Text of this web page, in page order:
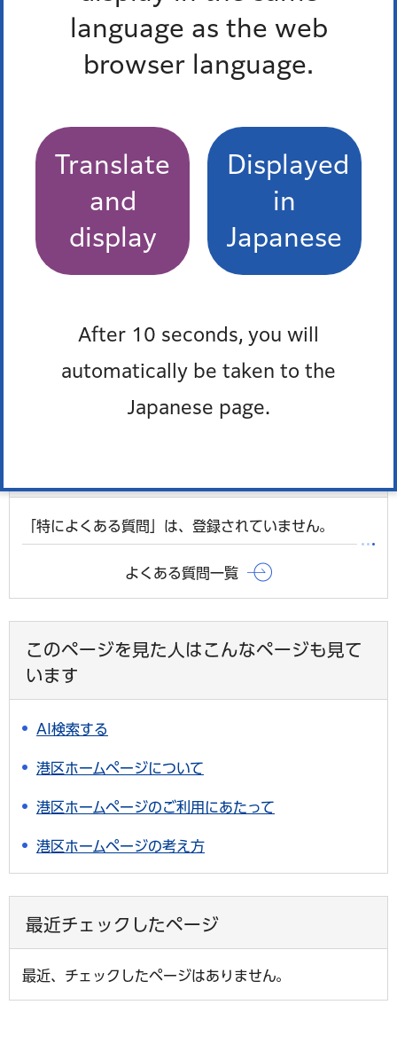
language as the web
browser language.
Translate
and
display
Displayed
in
Japanese
After 10 seconds, you will
automatically be taken to the
Japanese page.
の修正（平成29年3月29日）
「試験結果、および試験を行ったページのURIリスト」
の修正（平成28年4月1日）
修正（平成28年4月1日）
「JIS X 8341-3:2016」の表記に基づき、「達成等級」
を「適合レベル」に修正（平成28年4月1日）
「目標を達成する期限」「試験結果、および試験を行っ
たページのURIリスト」の修正（平成27年5月25日）
成25年3月26日）
「特によくある質問」は、登録されていません。
よくある質問一覧
このページを見た人はこんなページも見て
います
AI検索する
港区ホームページについて
港区ホームページのご利用にあたって
港区ホームページの考え方
最近チェックしたページ
最近、チェックしたページはありません。